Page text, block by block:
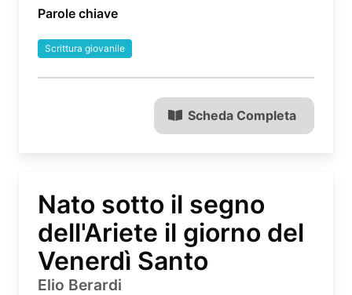
Parole chiave
Scrittura giovanile
Scheda Completa
Nato sotto il segno
dell'Ariete il giorno del
Venerdì Santo
Elio Berardi